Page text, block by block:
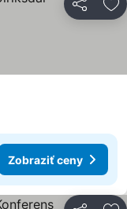
Zdieľať
Zobraziť ceny